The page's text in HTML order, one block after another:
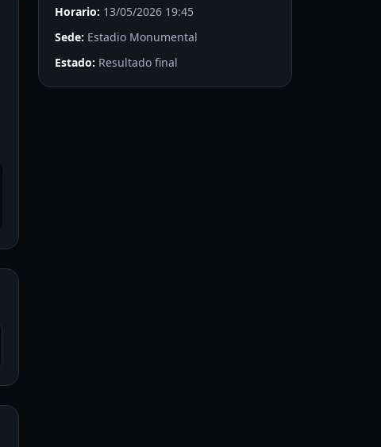
Horario: 13/05/2026 19:45
Sede: Estadio Monumental
Estado: Resultado final